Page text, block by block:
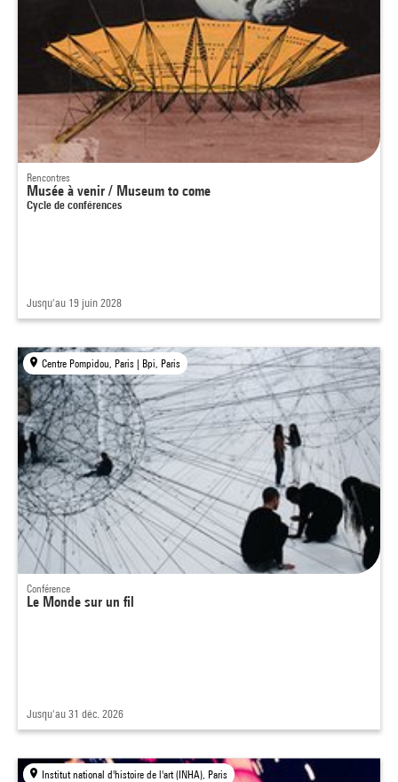
Rencontres
Musée à venir / Museum to come
Cycle de conférences
Jusqu'au 19 juin 2028
Centre Pompidou, Paris | Bpi, Paris
Conférence
Le Monde sur un fil
Jusqu'au 31 déc. 2026
Institut national d'histoire de l'art (INHA), Paris